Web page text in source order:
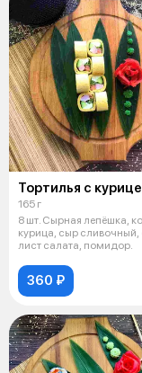
Тортилья с
165 г
8 шт. Сырная лепёшка,
курица, сыр сливочный,
лист салата, помидор.
360 ₽